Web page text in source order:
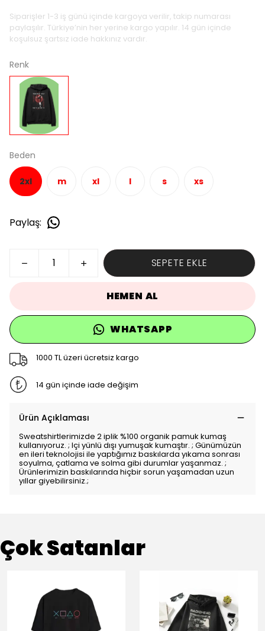
Siparişler 1-3 iş günü içinde kargoya verilir, takip numarası
paylaşılır. Türkiye’nin her yerine kargo yapılır. 14 gün içinde
koşulsuz şartsız iade hakkınız vardır.
Renk
Beden
2xl m xl l s xs
Paylaş:
SEPETE EKLE
HEMEN AL
WHATSAPP
1000 TL üzeri ücretsiz kargo
14 gün içinde iade değişim
Ürün Açıklaması
Sweatshirtlerimizde 2 iplik %100 organik pamuk kumaş
kullanıyoruz. ; Içi yünlü dışı yumuşak kumaştır. ; Günümüzün
en ileri teknolojisi ile yaptığımız baskılarda yıkama sonrası
soyulma, çatlama ve solma gibi durumlar yaşanmaz. ;
Ürünlerimizin baskılarında hiçbir sorun yaşamadan uzun
yıllar giyebilirsiniz.;
Çok Satanlar